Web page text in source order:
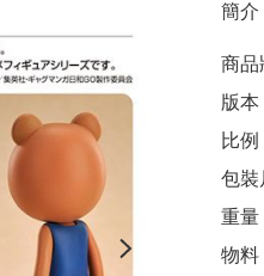
簡介
商品
版本
比
包裝
重量
物料